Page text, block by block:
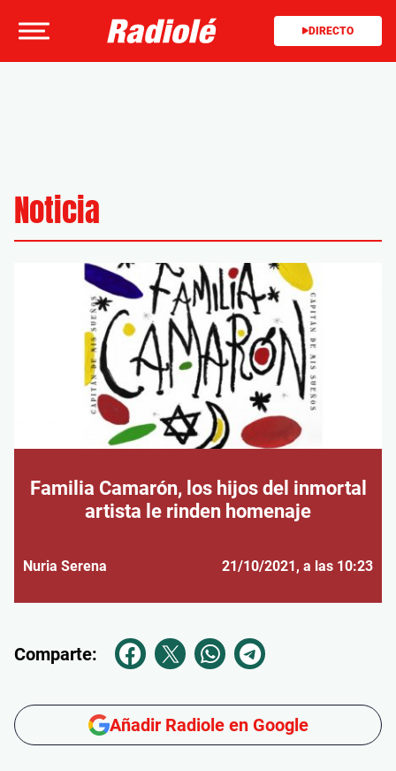
DIRECTO
Noticia
Familia Camarón, los hijos del inmortal
artista le rinden homenaje
Nuria Serena 21/10/2021, a las 10:23
Comparte:
Añadir Radiole en Google